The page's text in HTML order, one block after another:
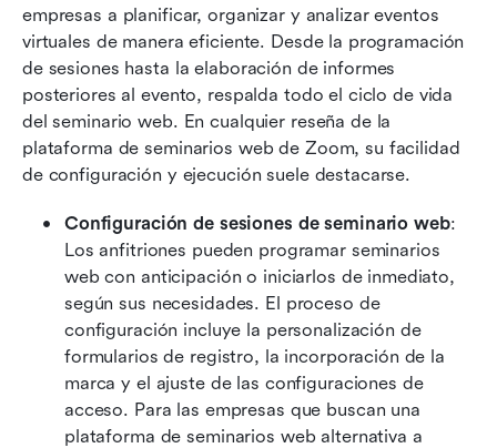
empresas a planificar, organizar y analizar eventos
virtuales de manera eficiente. Desde la programación
de sesiones hasta la elaboración de informes
posteriores al evento, respalda todo el ciclo de vida
del seminario web. En cualquier reseña de la
plataforma de seminarios web de Zoom, su facilidad
de configuración y ejecución suele destacarse.
Configuración de sesiones de seminario web:
Los anfitriones pueden programar seminarios
web con anticipación o iniciarlos de inmediato,
según sus necesidades. El proceso de
configuración incluye la personalización de
formularios de registro, la incorporación de la
marca y el ajuste de las configuraciones de
acceso. Para las empresas que buscan una
plataforma de seminarios web alternativa a